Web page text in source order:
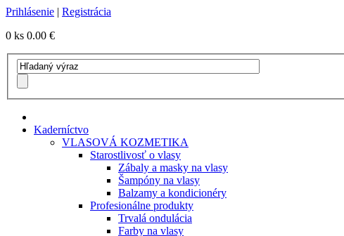
Prihlásenie | Registrácia
0 ks 0.00 €
Kaderníctvo
VLASOVÁ KOZMETIKA
Starostlivosť o vlasy
Zábaly a masky na vlasy
Šampóny na vlasy
Balzamy a kondicionéry
Profesionálne produkty
Trvalá ondulácia
Farby na vlasy